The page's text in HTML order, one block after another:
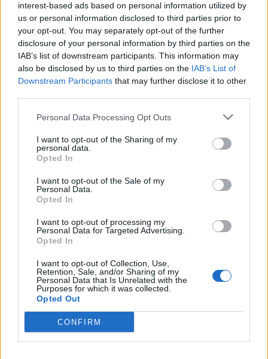
interest-based ads based on personal information utilized by
us or personal information disclosed to third parties prior to
your opt-out. You may separately opt-out of the further
disclosure of your personal information by third parties on the
IAB’s list of downstream participants. This information may
also be disclosed by us to third parties on the IAB’s List of
Downstream Participants that may further disclose it to other
Personal Data Processing Opt Outs
I want to opt-out of the Sharing of my
personal data.
Opted In
I want to opt-out of the Sale of my
Personal Data.
Opted In
I want to opt-out of processing my
Personal Data for Targeted Advertising.
Opted In
I want to opt-out of Collection, Use,
Retention, Sale, and/or Sharing of my
Personal Data that Is Unrelated with the
Purposes for which it was collected.
Opted Out
CONFIRM
Με βραχιολάκι από σήμερα οι
ασθενείς στον Ευαγγελισμό-
Ανάρτηση Άδωνι
15 Μαΐου 2025
2 3
9 πράγματα που δεν πρέπει να
λέτε σε έναν επισκέπτη
27 Φεβρουαρίου 2026
Πάνω από 100 μωρά έχουν
γεννηθεί μέσω εξωσωματικής, με
την υποστήριξη της Be-Live
27 Φεβρουαρίου 2026